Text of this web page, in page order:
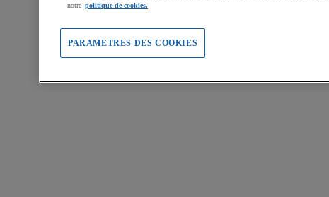
notre politique de cookies.
PARAMETRES DES COOKIES